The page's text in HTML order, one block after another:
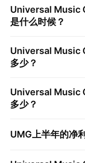
Universal Music
是什么时候？
Universal Music
多少？
Universal Music
多少？
UMG 上半年的净